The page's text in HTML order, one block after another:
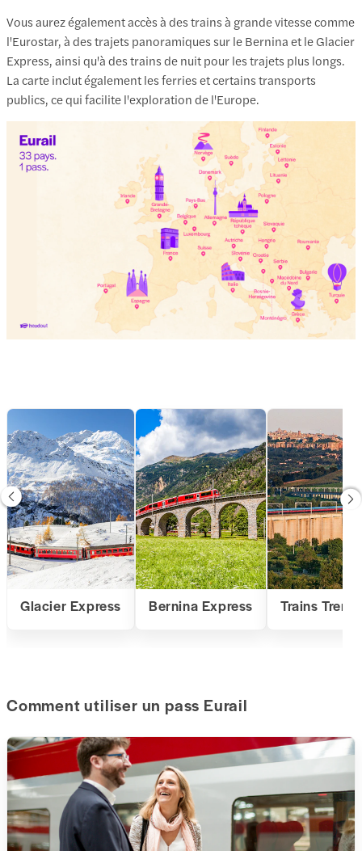
Vous aurez également accès à des trains à grande vitesse comme
l'Eurostar, à des trajets panoramiques sur le Bernina et le Glacier
Express, ainsi qu'à des trains de nuit pour les trajets plus longs.
La carte inclut également les ferries et certains transports
publics, ce qui facilite l'exploration de l'Europe.
Glacier Express Bernina Express Trains
Comment utiliser un pass Eurail